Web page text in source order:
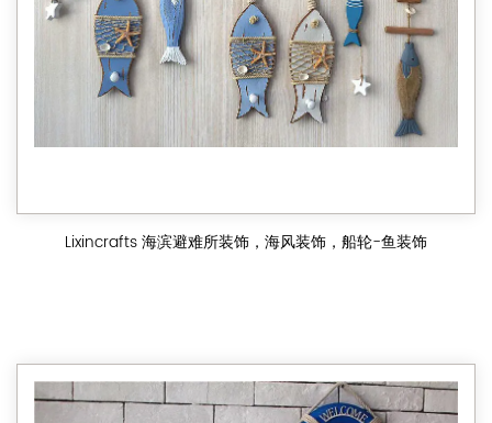
Lixincrafts 海滨避难所装饰，海风装饰，船轮-鱼装饰